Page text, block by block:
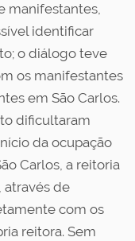
manifestantes,
identificar
o diálogo teve
os manifestantes
em São Carlos.
dificultaram
da ocupação
Carlos, a reitoria
através de
com os
reitora. Sem